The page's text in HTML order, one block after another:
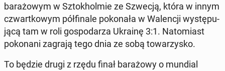
barażowym w Sz­tokholmie ze Szwecją, która w innym
czwartkowym pół­fi­nale pokon­ała w Wa­lencji wys­tępu­
jącą tam w roli gospo­darza Ukrainę 3:1. Nato­mi­ast
poko­nani zagrają tego dnia ze sobą to­warzysko.
To będzie drugi z rzędu finał barażowy o mundial